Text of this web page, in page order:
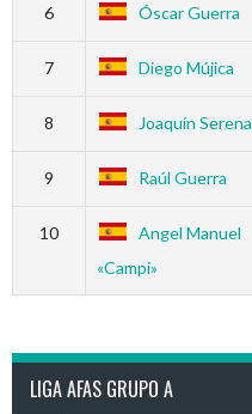
6 Óscar Guerra
7 Diego Mújica
8 Joaquín Serena
9 Raúl Guerra
10
Angel Manuel
«Campi»
LIGA AFAS GRUPO A